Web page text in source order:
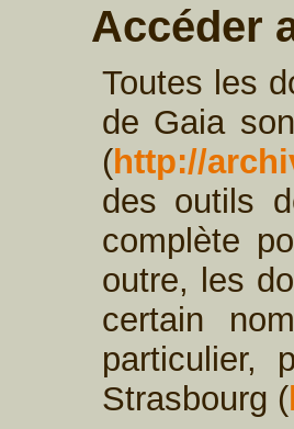
Accéder
Toutes les
de Gaia
(http://
des outils
complète
outre, les
certain
particulier,
Strasbourg (